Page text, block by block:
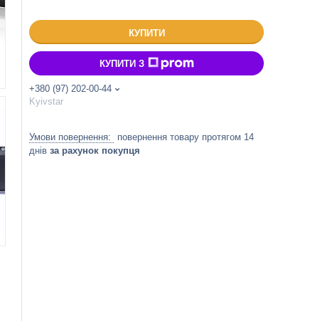
КУПИТИ
КУПИТИ З
+380 (97) 202-00-44
Kyivstar
повернення товару протягом 14
днів за рахунок покупця